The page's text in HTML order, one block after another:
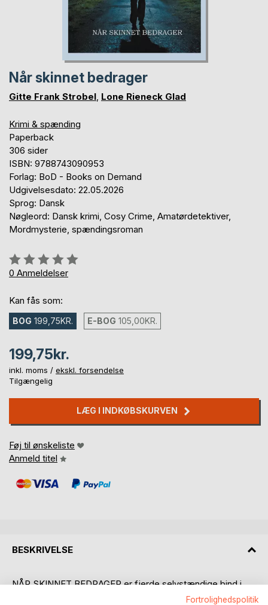
Når skinnet bedrager
Gitte Frank Strobel, Lone Rieneck Glad
Krimi & spænding
Paperback
306 sider
ISBN: 9788743090953
Forlag: BoD - Books on Demand
Udgivelsesdato: 22.05.2026
Sprog: Dansk
Nøgleord: Dansk krimi, Cosy Crime, Amatørdetektiver,
Mordmysterie, spændingsroman
Anmeldelse::
0%
0 Anmeldelser
Kan fås som:
BOG 199,75KR. E-BOG 105,00KR.
199,75kr.
inkl. moms / ekskl. forsendelse
Tilgængelig
LÆG I INDKØBSKURVEN
Føj til ønskeliste
Anmeld titel
BESKRIVELSE
NÅR SKINNET BEDRAGER er fjerde selvstændige bind i
serien om de to veninder Astrid Pelt og Lotte Andersen.
Fortrolighedspolitik